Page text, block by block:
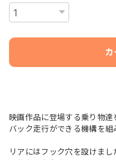
カ
映画作品に登場する乗り物
バック走行ができる機構を組
リアにはフック穴を設けま